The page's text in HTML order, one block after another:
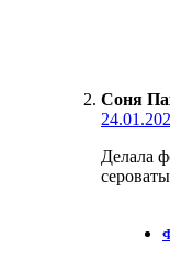
Соня
Делала